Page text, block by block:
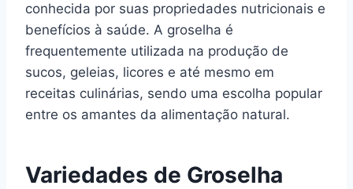
conhecida por suas propriedades nutricionais e
benefícios à saúde. A groselha é
frequentemente utilizada na produção de
sucos, geleias, licores e até mesmo em
receitas culinárias, sendo uma escolha popular
entre os amantes da alimentação natural.
Variedades de Groselha